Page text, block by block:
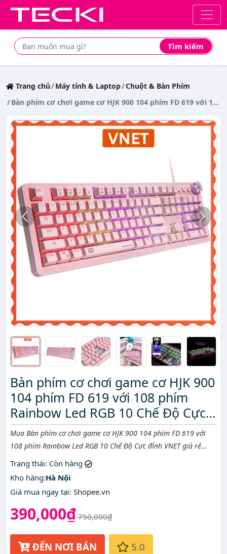
Tìm kiếm
Tìm mua sản phẩm giá rẻ nhất
Trang chủ Máy tính & Laptop Chuột & Bàn Phím
Bàn phím cơ chơi game cơ HJK 900 104 phím FD 619 với 108 phím Rainbow Led RGB 10 Chế Độ Cực đỉnh VNET
Bàn phím cơ chơi game cơ HJK 900
104 phím FD 619 với 108 phím
Rainbow Led RGB 10 Chế Độ Cực
đỉnh VNET
Mô tả ngắn
Mua Bàn phím cơ chơi game cơ HJK 900 104 phím FD 619 với
108 phím Rainbow Led RGB 10 Chế Độ Cực đỉnh VNET giá rẻ
nhất ở đâu?
Trạng thái: Còn hàng
Kho hàng:Hà Nội
Giá mua ngay tại: Shopee.vn
390,000₫750,000₫
ĐẾN NƠI BÁN 5.0